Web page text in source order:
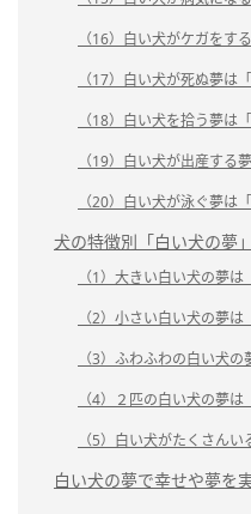
（16）白い犬がケガをす
（17）白い犬が死ぬ夢は
（18）白い犬を拾う夢は
（19）白い犬が出産する
（20）白い犬が泳ぐ夢は
犬の特徴別「白い犬の夢
（1）大きい白い犬の夢
（2）小さい白い犬の夢は
（3）ふわふわの白い犬の
（4）２匹の白い犬の夢
（5）白い犬がたくさんい
白い犬の夢で幸せや夢を